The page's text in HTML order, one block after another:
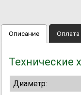
Описание Оплата
Технические
Диаметр: